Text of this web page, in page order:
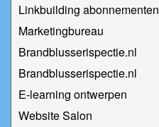
Linkbuilding abonnementen
Marketingbureau
Brandblusserispectie.nl
Brandblusserispectie.nl
E-learning ontwerpen
Website Salon